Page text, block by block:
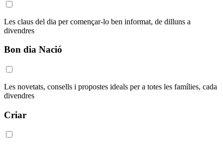
Les claus del dia per començar-lo ben informat, de dilluns a
divendres
Bon dia Nació
Les novetats, consells i propostes ideals per a totes les famílies, cada
divendres
Criar